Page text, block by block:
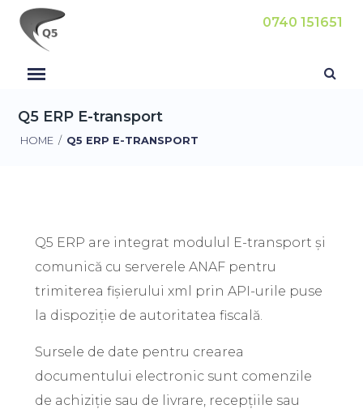
0740 151651
Q5 ERP E-transport
HOME / Q5 ERP E-TRANSPORT
Q5 ERP are integrat modulul E-transport și
comunică cu serverele ANAF pentru
trimiterea fișierului xml prin API-urile puse
la dispoziție de autoritatea fiscală.
Sursele de date pentru crearea
documentului electronic sunt comenzile
de achiziție sau de livrare, recepțiile sau